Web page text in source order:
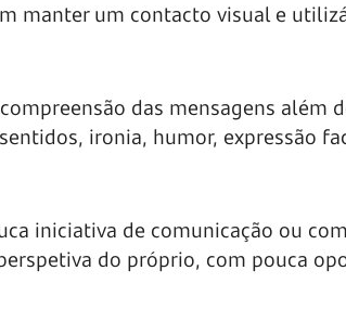
manter um contacto visual e
das mensagens além
ironia, humor, expressão
iniciativa de comunicação ou
do próprio, com pouca